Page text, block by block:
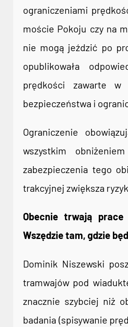
ograniczeniami
moście Pokoju czy na
nie mogą jeździć po
opublikowała
prędkości zawarte
bezpieczeństwa i
Ograniczenie
wszystkim
zabezpieczenia tego
trakcyjnej zwiększa
Obecnie trwają
Wszędzie tam, gdzie
Dominik Niszewski
tramwajów pod
znacznie szybciej niż
badania (spisywanie